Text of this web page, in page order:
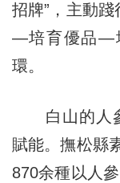
招牌”，主動
—培育優品—
環。
白山的人參
賦能。撫松縣
870余種以人